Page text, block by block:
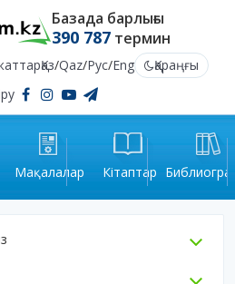
Базада барлығы
390 787термин
Қаз/Qaz/Рус/Eng
Қараңғы
Мақалалар Кітаптар